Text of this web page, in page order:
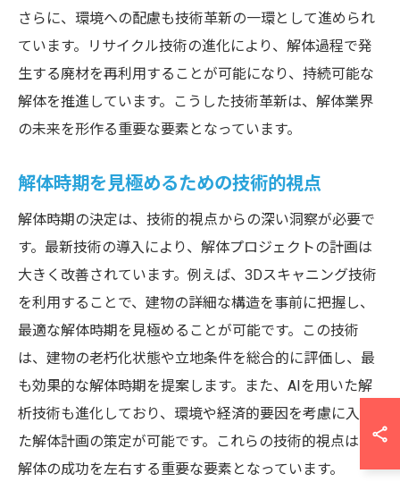
さらに、環境への配慮も技術革新の一環として進められ
ています。リサイクル技術の進化により、解体過程で発
生する廃材を再利用することが可能になり、持続可能な
解体を推進しています。こうした技術革新は、解体業界
の未来を形作る重要な要素となっています。
解体時期を見極めるための技術的視点
解体時期の決定は、技術的視点からの深い洞察が必要で
す。最新技術の導入により、解体プロジェクトの計画は
大きく改善されています。例えば、3Dスキャニング技術
を利用することで、建物の詳細な構造を事前に把握し、
最適な解体時期を見極めることが可能です。この技術
は、建物の老朽化状態や立地条件を総合的に評価し、最
も効果的な解体時期を提案します。また、AIを用いた解
析技術も進化しており、環境や経済的要因を考慮に入れ
た解体計画の策定が可能です。これらの技術的視点は、
解体の成功を左右する重要な要素となっています。